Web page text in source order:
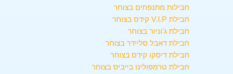
חבילות מתנפחים בצוחר
חבילת V.I.P קידס בצוחר
חבילת ג'וניור בצוחר
חבילת דאבל סליידר בצוחר
חבילת דיסקו קידס בצוחר
חבילת טרמפולינו בייביס בצוחר